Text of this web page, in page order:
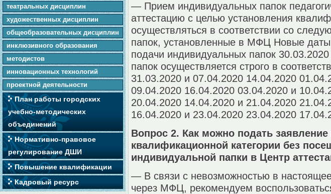
театральных дисциплин
художественных дисциплин
общеобразовательных дисциплин
инклюзивного образования
методистов
инновационных технологий
проектной деятельности
План работы городских
учебно-методических
объединений
Нормативно-правовое
регулирование ДШИ
Повышение квалификации
Кадровый ресурс
— Прием индивидуальных папок
аттестацию с целью установления
осуществляться в соответствии со
папок, установленные в МФЦ Новые
подачи индивидуальных папок
папок осуществляется строго в
31.03.2020 и 07.04.2020 14.04.2020
09.04.2020 16.04.2020 03.04.2020 и
20.04.2020 14.04.2020 и 21.04.2020
16.04.2020 и 23.04.2020 23.04.2020
Вопрос 2. Как можно подать
квалификационной категории без
индивидуальной папки в Центр
— В связи с невозможностью в
через МФЦ, рекомендуем